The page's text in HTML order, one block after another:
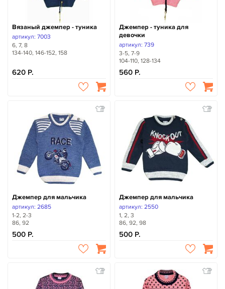
Вязаный джемпер - туника
артикул: 7003
6, 7, 8
134-140, 146-152, 158
620
Джемпер - туника для
девочки
артикул: 739
3-5, 7-9
104-110, 128-134
560
Джемпер для мальчика
артикул: 2685
1-2, 2-3
86, 92
500
Джемпер для мальчика
артикул: 2550
1, 2, 3
86, 92, 98
500